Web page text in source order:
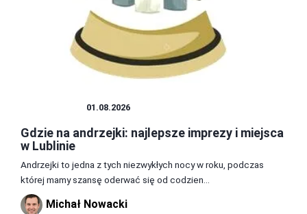
01.08.2026
Gdzie na andrzejki: najlepsze imprezy i miejsca
w Lublinie
Andrzejki to jedna z tych niezwykłych nocy w roku, podczas
której mamy szansę oderwać się od codzien...
Michał Nowacki